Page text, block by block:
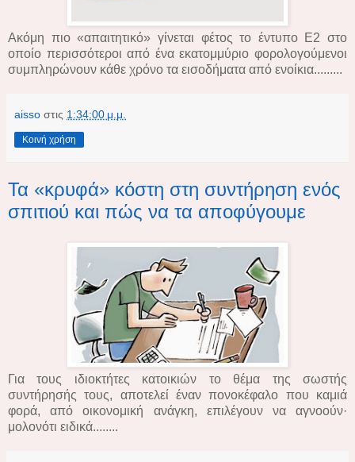
Ακόμη πιο «απαιτητικό» γίνεται φέτος το έντυπο Ε2 στο
οποίο περισσότεροι από ένα εκατομμύριο φορολογούμενοι
συμπληρώνουν κάθε χρόνο τα εισοδήματα από ενοίκια.........
aisso στις 1:34:00 μ.μ.
Κοινή χρήση
Τα «κρυφά» κόστη στη συντήρηση ενός
σπιτιού και πώς να τα αποφύγουμε
Για τους ιδιοκτήτες κατοικιών το θέμα της σωστής
συντήρησής τους, αποτελεί έναν πονοκέφαλο που καμιά
φορά, από οικονομική ανάγκη, επιλέγουν να αγνοούν·
μολονότι ειδικά........